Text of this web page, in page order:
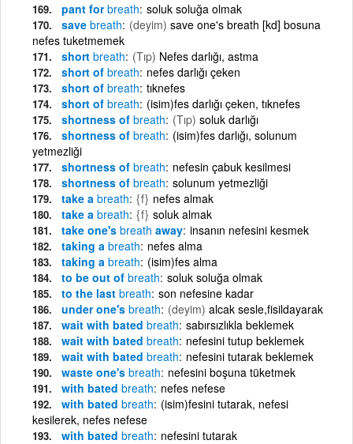
pant forbreath soluk soluğa olmak
save breath (deyim) save one's breath [kd] bosuna
nefes tuketmemek
short breath (Tıp) Nefes darlığı, astma
short of breath nefes darlığı çeken
short of breath tıknefes
short of breath (isim)fes darlığı çeken, tıknefes
shortness of breath (Tıp) soluk darlığı
shortness of breath (isim)fes darlığı, solunum
yetmezliği
shortness of breath nefesin çabuk kesilmesi
shortness of breath solunum yetmezliği
take a breath {f} nefes almak
take a breath {f} soluk almak
take one's breath away insanın nefesini kesmek
taking a breath nefes alma
taking a breath (isim)fes alma
to be out of breath soluk soluğa olmak
to the last breath son nefesine kadar
under one's breath (deyim) alcak sesle,fisildayarak
wait with bated breath sabırsızlıkla beklemek
wait with bated breath nefesini tutup beklemek
wait with bated breath nefesini tutarak beklemek
waste one's breath nefesini boşuna tüketmek
with bated breath nefes nefese
with bated breath (isim)fesini tutarak, nefesi
kesilerek, nefes nefese
with bated breath nefesini tutarak